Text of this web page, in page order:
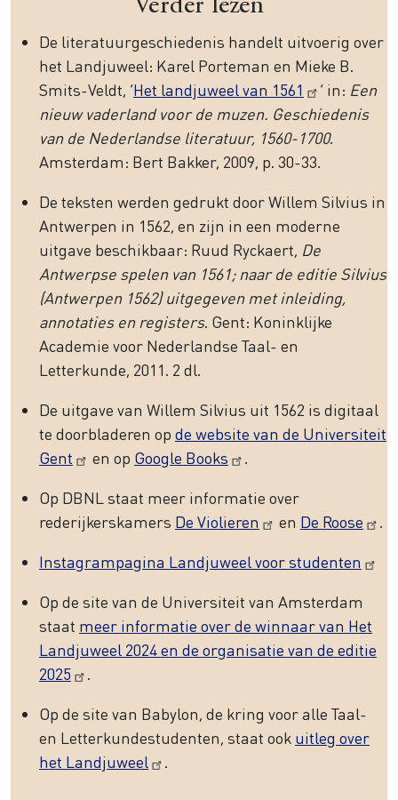
Verder lezen
De literatuurgeschiedenis handelt uitvoerig over
het Landjuweel: Karel Porteman en Mieke B.
Smits-Veldt, ‘Het landjuweel van 1561 ’ in: Een
nieuw vaderland voor de muzen. Geschiedenis
van de Nederlandse literatuur, 1560-1700.
Amsterdam: Bert Bakker, 2009, p. 30-33.
De teksten werden gedrukt door Willem Silvius in
Antwerpen in 1562, en zijn in een moderne
uitgave beschikbaar: Ruud Ryckaert, De
Antwerpse spelen van 1561; naar de editie Silvius
(Antwerpen 1562) uitgegeven met inleiding,
annotaties en registers. Gent: Koninklijke
Academie voor Nederlandse Taal- en
Letterkunde, 2011. 2 dl.
De uitgave van Willem Silvius uit 1562 is digitaal
te doorbladeren op de website van de Universiteit
Gent
en op Google Books
.
Op DBNL staat meer informatie over
rederijkerskamers De Violieren en De Roose
.
Instagrampagina Landjuweel voor studenten
Op de site van de Universiteit van Amsterdam
staat meer informatie over de winnaar van Het
Landjuweel 2024 en de organisatie van de editie
2025
.
Op de site van Babylon, de kring voor alle Taal-
en Letterkundestudenten, staat ook uitleg over
het Landjuweel
.